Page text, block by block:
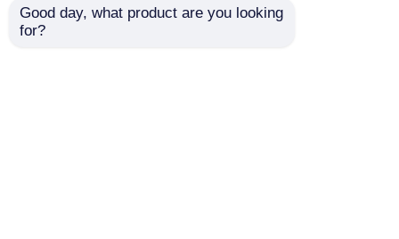
Good day, what product are you looking
for?